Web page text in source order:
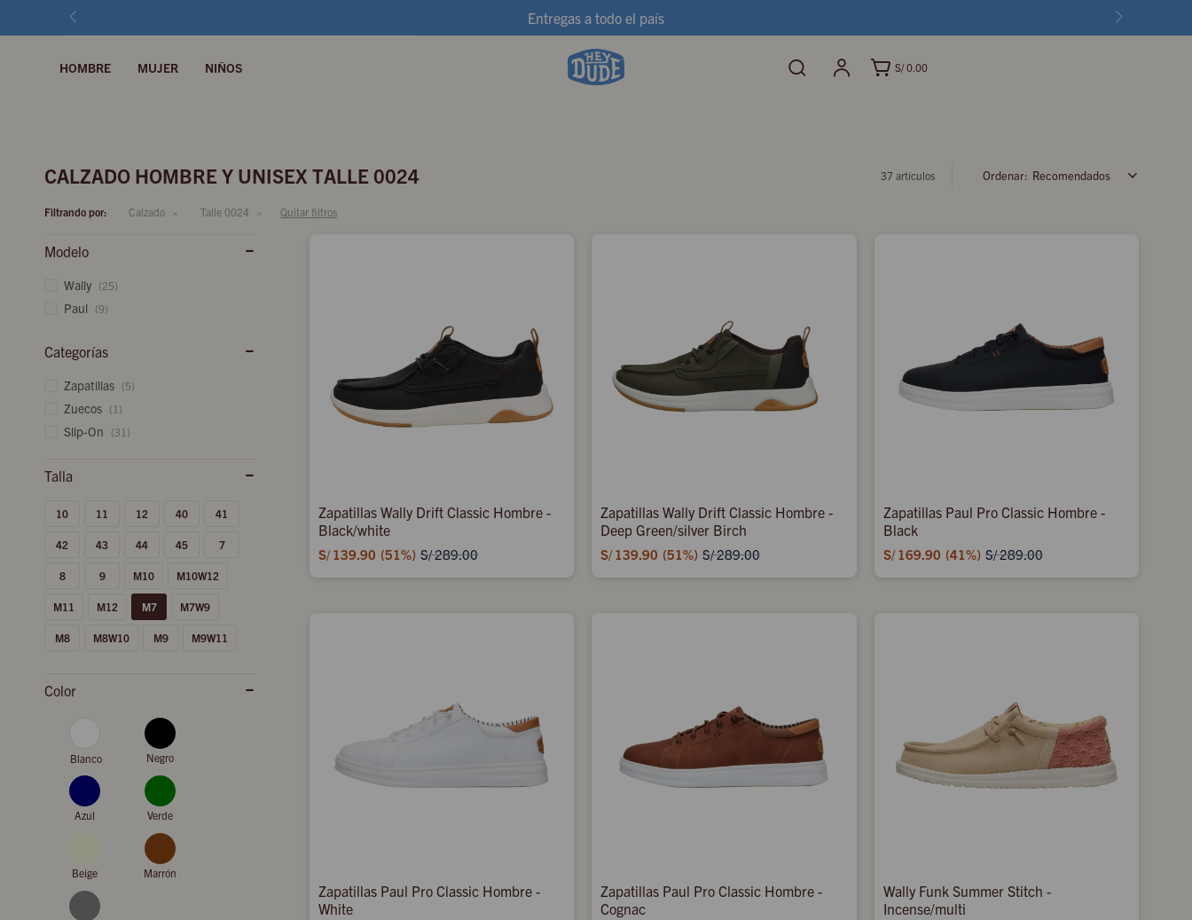
Entregas a todo el país
HOMBRE MUJER NIÑOS S/ 0.00
CALZADO HOMBRE Y UNISEX TALLE 0024 37 artículos Recomendados
Filtrando por: Calzado Talle 0024 Quitar filtros
Zapatillas Wally Drift Classic Hombre -
Black/white
S/ 139.90 51 S/289.00
Zapatillas Wally Drift Classic Hombre -
Deep Green/silver Birch
S/ 139.90 51 S/289.00
Zapatillas Paul Pro Classic Hombre -
Black
S/ 169.90 41 S/289.00
Zapatillas Paul Pro Classic Hombre -
White
Zapatillas Paul Pro Classic Hombre -
Cognac
Wally Funk Summer Stitch -
Incense/multi
Categorías
Zapatillas (5)
Zuecos (1)
Slip-On (31)
10 11 12 40 41
42 43 44 45 7
8 9 M10 M10W12
M11 M12 M7 M7W9
M8 M8W10 M9 M9W11
Color
Blanco Negro
Azul Verde
Beige Marrón
Modelo
Wally (25)
Paul (9)